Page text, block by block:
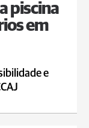
piscina
em
e